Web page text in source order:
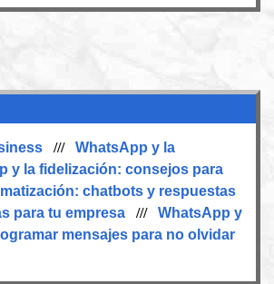
/// WhatsApp y la
y la fidelización: consejos para
chatbots y respuestas
para tu empresa /// WhatsApp y
mensajes para no olvidar